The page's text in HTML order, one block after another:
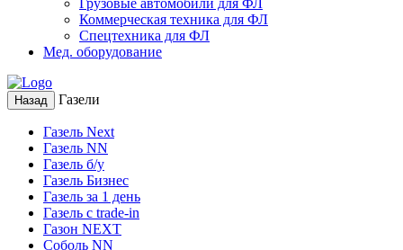
Грузовые автомобили для ФЛ
Коммерческая техника для ФЛ
Спецтехника для ФЛ
Мед. оборудование
Назад Газели
Газель Next
Газель NN
Газель б/у
Газель Бизнес
Газель за 1 день
Газель с trade-in
Газон NEXT
Соболь NN